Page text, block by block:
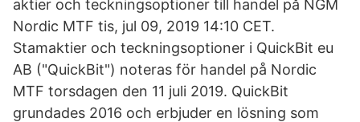
aktier och teckningsoptioner till handel på NGM
Nordic MTF tis, jul 09, 2019 14:10 CET.
Stamaktier och teckningsoptioner i QuickBit eu
AB ("QuickBit") noteras för handel på Nordic
MTF torsdagen den 11 juli 2019. QuickBit
grundades 2016 och erbjuder en lösning som